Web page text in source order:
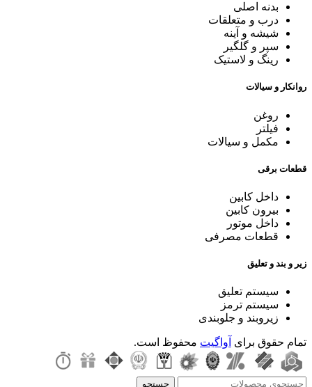
بدنه اصلی
درب و متعلقات
شیشه و آینه
سپر و گلگیر
رینگ و لاستیک
روانکار و سیالات
روغن
فیلتر
مکمل و سیالات
قطعات برقی
داخل کابین
بیرون کابین
داخل موتور
قطعات مصرفی
زیر و بند و تعلیق
سیستم تعلیق
سیستم ترمز
زیروبند و جلوبندی
تمام حقوق برای آواگیت محفوظ است.
جستجو